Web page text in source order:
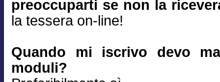
preoccuparti se non la
la tessera on-line!
Quando mi iscrivo devo
moduli?